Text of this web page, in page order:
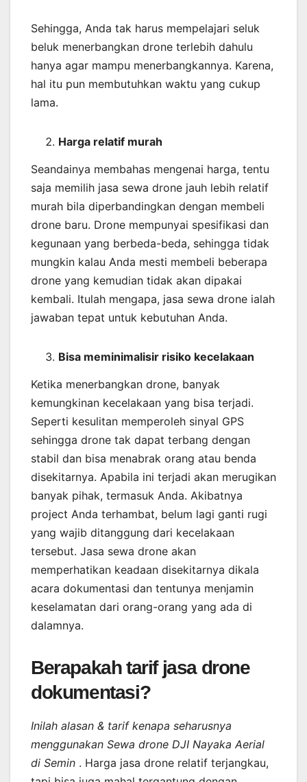
Sehingga, Anda tak harus mempelajari seluk
beluk menerbangkan drone terlebih dahulu
hanya agar mampu menerbangkannya. Karena,
hal itu pun membutuhkan waktu yang cukup
lama.
Harga relatif murah
Seandainya membahas mengenai harga, tentu
saja memilih jasa sewa drone jauh lebih relatif
murah bila diperbandingkan dengan membeli
drone baru. Drone mempunyai spesifikasi dan
kegunaan yang berbeda-beda, sehingga tidak
mungkin kalau Anda mesti membeli beberapa
drone yang kemudian tidak akan dipakai
kembali. Itulah mengapa, jasa sewa drone ialah
jawaban tepat untuk kebutuhan Anda.
Bisa meminimalisir risiko kecelakaan
Ketika menerbangkan drone, banyak
kemungkinan kecelakaan yang bisa terjadi.
Seperti kesulitan memperoleh sinyal GPS
sehingga drone tak dapat terbang dengan
stabil dan bisa menabrak orang atau benda
disekitarnya. Apabila ini terjadi akan merugikan
banyak pihak, termasuk Anda. Akibatnya
project Anda terhambat, belum lagi ganti rugi
yang wajib ditanggung dari kecelakaan
tersebut. Jasa sewa drone akan
memperhatikan keadaan disekitarnya dikala
acara dokumentasi dan tentunya menjamin
keselamatan dari orang-orang yang ada di
dalamnya.
Berapakah tarif jasa drone
dokumentasi?
Inilah alasan & tarif kenapa seharusnya
menggunakan Sewa drone DJI Nayaka Aerial
di Semin . Harga jasa drone relatif terjangkau,